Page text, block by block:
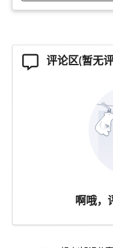
评论区(暂无
啊哦，